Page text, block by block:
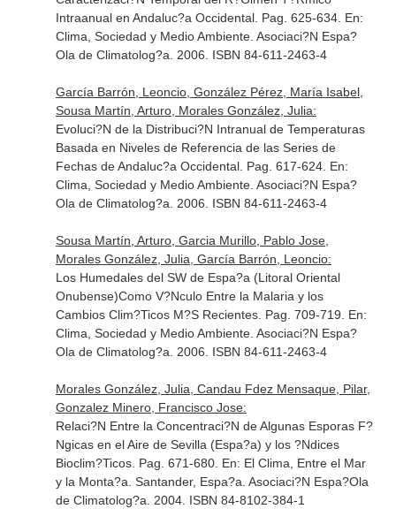
Intraanual en Andaluc?a Occidental. Pag. 625-634. En:
Clima, Sociedad y Medio Ambiente. Asociaci?N Espa?
Ola de Climatolog?a. 2006. ISBN 84-611-2463-4
García Barrón, Leoncio, González Pérez, María Isabel,
Sousa Martín, Arturo, Morales González, Julia:
Evoluci?N de la Distribuci?N Intranual de Temperaturas
Basada en Niveles de Referencia de las Series de
Fechas de Andaluc?a Occidental. Pag. 617-624. En:
Clima, Sociedad y Medio Ambiente. Asociaci?N Espa?
Ola de Climatolog?a. 2006. ISBN 84-611-2463-4
Sousa Martín, Arturo, Garcia Murillo, Pablo Jose,
Morales González, Julia, García Barrón, Leoncio:
Los Humedales del SW de Espa?a (Litoral Oriental
Onubense)Como V?Nculo Entre la Malaria y los
Cambios Clim?Ticos M?S Recientes. Pag. 709-719. En:
Clima, Sociedad y Medio Ambiente. Asociaci?N Espa?
Ola de Climatolog?a. 2006. ISBN 84-611-2463-4
Morales González, Julia, Candau Fdez Mensaque, Pilar,
Gonzalez Minero, Francisco Jose:
Relaci?N Entre la Concentraci?N de Algunas Esporas F?
Ngicas en el Aire de Sevilla (Espa?a) y los ?Ndices
Bioclim?Ticos. Pag. 671-680. En: El Clima, Entre el Mar
y la Monta?a . Santander, Espa?a. Asociaci?N Espa?Ola
de Climatolog?a. 2004. ISBN 84-8102-384-1